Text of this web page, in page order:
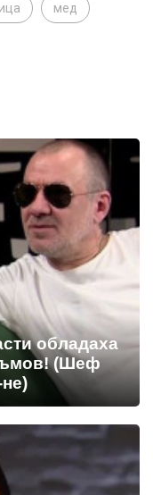
мед
обладаха
(Шеф